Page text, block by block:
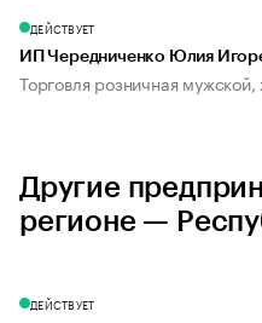
ДЕЙСТВУЕТ
ИП Чередниченко Юлия
Торговля розничная
Другие
регионе —
ДЕЙСТВУЕТ